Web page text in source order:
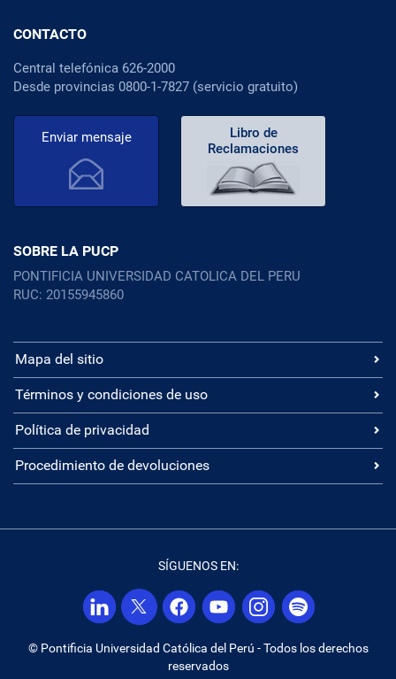
CONTACTO
Central telefónica 626-2000
Desde provincias 0800-1-7827 (servicio gratuito)
Enviar mensaje
Libro de
Reclamaciones
SOBRE LA PUCP
PONTIFICIA UNIVERSIDAD CATOLICA DEL PERU
RUC: 20155945860
Mapa del sitio
Términos y condiciones de uso
Política de privacidad
Procedimiento de devoluciones
SÍGUENOS EN:
© Pontificia Universidad Católica del Perú - Todos los derechos
reservados